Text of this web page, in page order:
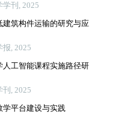
学刊, 2025
筑构件运输的研究与应
报, 2025
工智能课程实施路径研
, 2025
学平台建设与实践